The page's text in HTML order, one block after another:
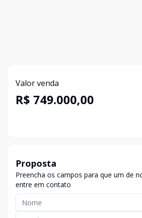
Valor venda
R$ 749.000,00
Proposta
Preencha os campos para que um de
entre em contato